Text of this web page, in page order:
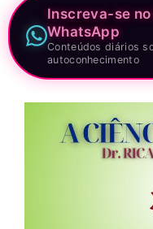
Inscreva-se
WhatsApp
Conteúdos diários
autoconhecimento